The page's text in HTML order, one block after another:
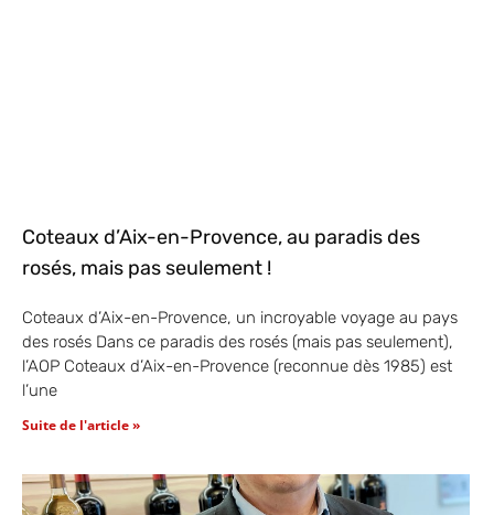
Coteaux d’Aix-en-Provence, au paradis des
rosés, mais pas seulement !
Coteaux d’Aix-en-Provence, un incroyable voyage au pays
des rosés Dans ce paradis des rosés (mais pas seulement),
l’AOP Coteaux d’Aix-en-Provence (reconnue dès 1985) est
l’une
Suite de l'article »